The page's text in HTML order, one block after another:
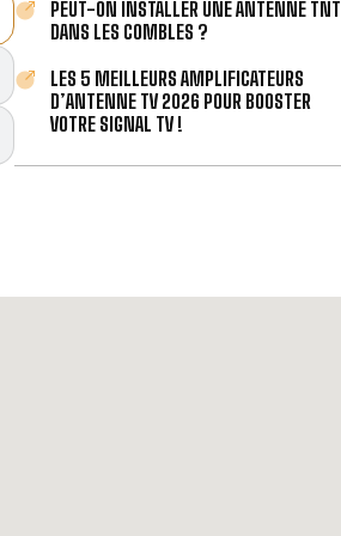
PEUT-ON INSTALLER UNE ANTENNE TNT
DANS LES COMBLES ?
LES 5 MEILLEURS AMPLIFICATEURS
D’ANTENNE TV 2026 POUR BOOSTER
VOTRE SIGNAL TV !